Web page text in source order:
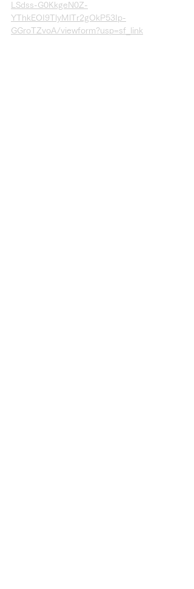
LSdss-G0KkgeN0Z-
YThkEOI9TlyMlTr2gOkP53Ip-
GGroTZvoA/viewform?usp=sf_link